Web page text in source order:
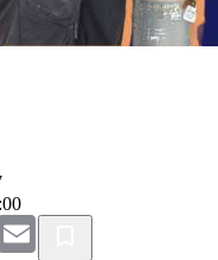
Email